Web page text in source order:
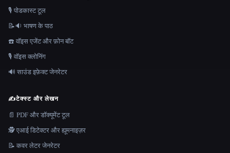
🎙️ पोडकास्ट टूल
📝🔉 भाषण के पाठ
☎️ वॉइस एजेंट और फ़ोन बॉट
🎙️ वॉइस क्लोनिंग
🔊 साउंड इफ़ेक्ट जेनरेटर
✍️टेक्स्ट और लेखन
📄 PDF और डॉक्यूमेंट टूल
🕵️ एआई डिटेक्टर और ह्यूमनाइज़र
📝 कवर लेटर जेनरेटर